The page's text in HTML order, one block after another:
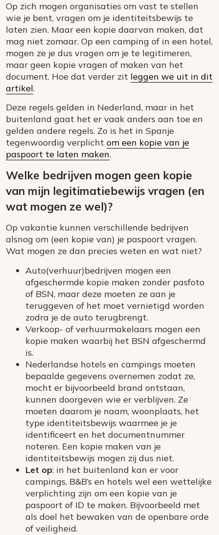
Op zich mogen organisaties om vast te stellen
wie je bent, vragen om je identiteitsbewijs te
laten zien. Maar een kopie daarvan maken, dat
mag niet zomaar. Op een camping of in een hotel,
mogen ze je dus vragen om je te legitimeren,
maar geen kopie vragen of maken van het
document. Hoe dat verder zit leggen we uit in dit
artikel.
Deze regels gelden in Nederland, maar in het
buitenland gaat het er vaak anders aan toe en
gelden andere regels. Zo is het in Spanje
tegenwoordig verplicht om een kopie van je
paspoort te laten maken.
Welke bedrijven mogen geen kopie
van mijn legitimatiebewijs vragen (en
wat mogen ze wel)?
Op vakantie kunnen verschillende bedrijven
alsnog om (een kopie van) je paspoort vragen.
Wat mogen ze dan precies weten en wat niet?
Auto(verhuur)bedrijven mogen een
afgeschermde kopie maken zonder pasfoto
of BSN, maar deze moeten ze aan je
teruggeven of het moet vernietigd worden
zodra je de auto terugbrengt.
Verkoop- of verhuurmakelaars mogen een
kopie maken waarbij het BSN afgeschermd
is.
Nederlandse hotels en campings moeten
bepaalde gegevens overnemen zodat ze,
mocht er bijvoorbeeld brand ontstaan,
kunnen doorgeven wie er verblijven. Ze
moeten daarom je naam, woonplaats, het
type identiteitsbewijs waarmee je je
identificeert en het documentnummer
noteren. Een kopie maken van je
identiteitsbewijs mogen zij dus niet.
Let op: in het buitenland kan er voor
campings, B&B’s en hotels wel een wettelijke
verplichting zijn om een kopie van je
paspoort of ID te maken. Bijvoorbeeld met
als doel het bewaken van de openbare orde
of veiligheid.